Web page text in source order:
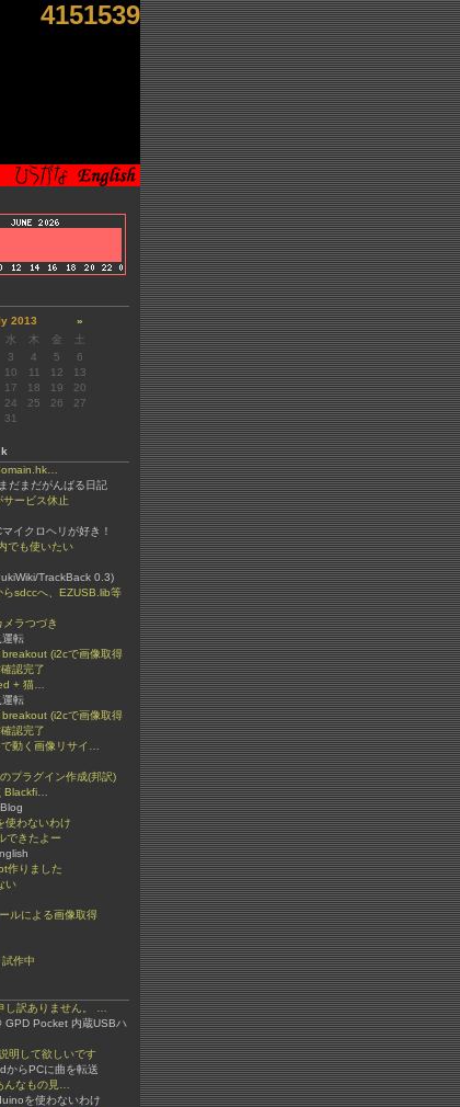
4151539
2013
»
水 木 金
土
3 4 5
6
10 11 12
13
17 18 19
20
24 25 26
27
31
だまだがんばる日記
ービス休止
イクロヘリが好き！
でも使いたい
TrackBack 0.3)
sdccへ、EZUSB.lib等
ラつづき
転
(i2cで画像取得
認完了
+ 猫…
転
(i2cで画像取得
認完了
動く画像リサイ…
プラグイン作成(邦訳)
Blackfi…
使わないわけ
できたよー
作りました
い
ルによる画像取得
試作中
し訳ありません。 …
GPD Pocket 内蔵USBハ
明して欲しいです
からPCに曲を転送
んなもの見…
を使わないわけ